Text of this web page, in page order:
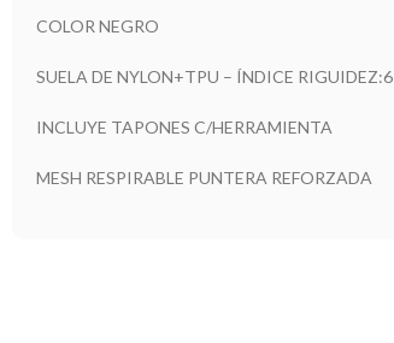
COLOR NEGRO
SUELA DE NYLON+TPU – ÍNDICE RIGUIDEZ:6
INCLUYE TAPONES C/HERRAMIENTA
MESH RESPIRABLE PUNTERA REFORZADA